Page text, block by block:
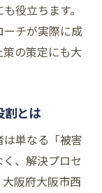
ポイント
断フレーム
意識の育成
践法
ラ対策の基
事者の工夫
ラ早期発見
役立ちます。
チが実際に成
の策定にも大
割とは
単なる「被害
、解決プロセ
阪府大阪市西